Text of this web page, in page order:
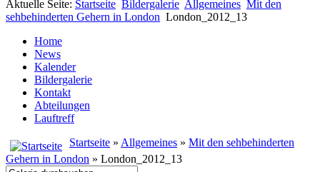
Aktuelle Seite: Startseite Bildergalerie Allgemeines Mit den
sehbehinderten Gehern in London London_2012_13
Home
News
Kalender
Bildergalerie
Kontakt
Abteilungen
Lauftreff
Startseite » Allgemeines » Mit den sehbehinderten
Gehern in London » London_2012_13